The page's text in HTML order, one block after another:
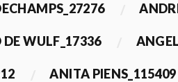
DE WULF_17336
ANITA PIENS_115409